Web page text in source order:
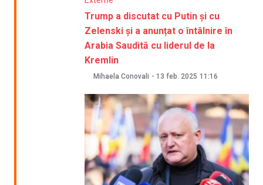
Trump a discutat cu Putin și cu
Zelenski și a anunțat o întâlnire în
Arabia Saudită cu liderul de la
Kremlin
Mihaela Conovali - 13 feb. 2025 11:16